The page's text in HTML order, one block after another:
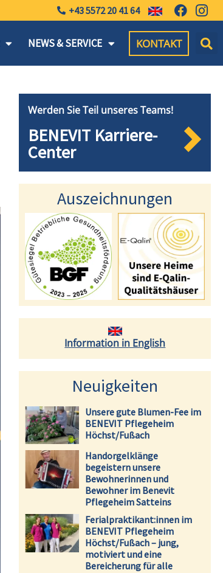
+43 5572 20 41 64
NEWS & SERVICE KONTAKT
Werden Sie Teil unseres Teams!
BENEVIT Karriere-
Center
Auszeichnungen
Information in English
Neuigkeiten
Unsere gute Blumen-Fee im
BENEVIT Pflegeheim
Höchst/Fußach
Handorgelklänge
begeistern unsere
Bewohnerinnen und
Bewohner im Benevit
Pflegeheim Satteins
Ferialpraktikant:innen im
BENEVIT Pflegeheim
Höchst/Fußach – jung,
motiviert und eine
Bereicherung für alle